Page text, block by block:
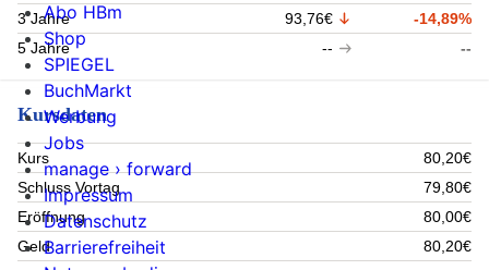
3 Jahre
93,76€
-14,89%
5 Jahre
-- --
Kursdaten
Kurs
80,20€
Schluss Vortag
79,80€
Eröffnung
80,00€
Geld
80,20€
Abo HBm
Shop
SPIEGEL
BuchMarkt
Werbung
Jobs
manage › forward
Impressum
Datenschutz
Barrierefreiheit